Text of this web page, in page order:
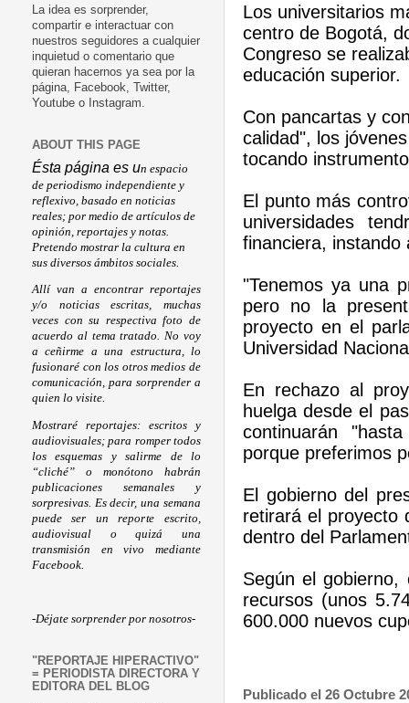
Los universitarios
centro de Bogotá,
Congreso se
educación superior.
Con pancartas y
calidad", los
tocando
El punto más
universidades
financiera, instando
"Tenemos ya una
pero no la
proyecto en el
Universidad
En rechazo al
huelga desde el
continuarán
porque preferimos
El gobierno del
retirará el proyecto
dentro del
Según el
recursos (unos
600.000 nuevos
Publicado el 26 Octubre
La idea es sorprender,
compartir e interactuar con
nuestros seguidores a cualquier
inquietud o comentario que
quieran hacernos ya sea por la
página, Facebook, Twitter,
Youtube o Instagram.
ABOUT THIS PAGE
Ésta página es un espacio
de periodismo independiente y
reflexivo, basado en noticias
reales; por medio de artículos de
opinión, reportajes y notas.
Pretendo mostrar la cultura en
sus diversos ámbitos sociales.
Allí van a encontrar reportajes
y/o noticias escritas, muchas
veces con su respectiva foto de
acuerdo al tema tratado. No voy
a ceñirme a una estructura, lo
fusionaré con los otros medios de
comunicación, para sorprender a
quien lo visite.
Mostraré reportajes: escritos y
audiovisuales; para romper todos
los esquemas y salirme de lo
“cliché” o monótono habrán
publicaciones semanales y
sorpresivas. Es decir, una semana
puede ser un reporte escrito,
audiovisual o quizá una
transmisión en vivo mediante
Facebook.
-Déjate sorprender por nosotros-
"REPORTAJE HIPERACTIVO"
= PERIODISTA DIRECTORA Y
EDITORA DEL BLOG